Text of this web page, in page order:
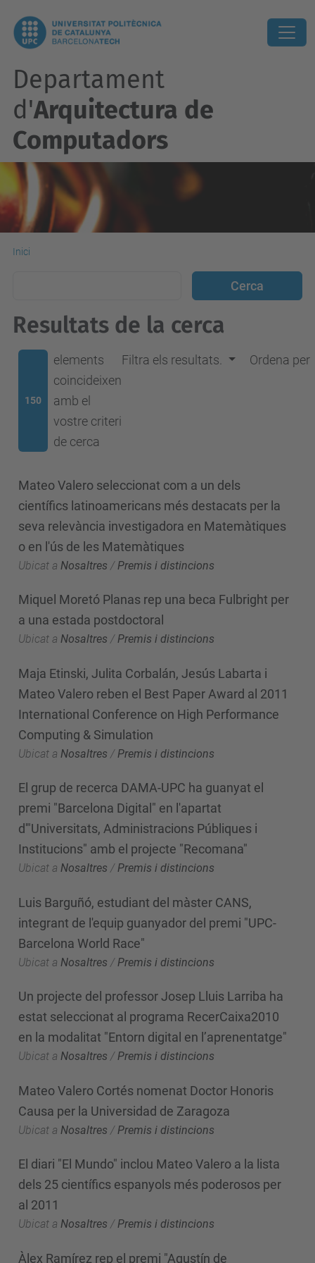
Departament
d'Arquitectura de
Computadors
Inici
Resultats de la cerca
150
elements
coincideixen
amb el
vostre criteri
de cerca
Filtra els resultats. Ordena per
Mateo Valero seleccionat com a un dels
científics latinoamericans més destacats per la
seva relevància investigadora en Matemàtiques
o en l'ús de les Matemàtiques
Ubicat a Nosaltres / Premis i distincions
Miquel Moretó Planas rep una beca Fulbright per
a una estada postdoctoral
Ubicat a Nosaltres /Premis i distincions
Maja Etinski, Julita Corbalán, Jesús Labarta i
Mateo Valero reben el Best Paper Award al 2011
International Conference on High Performance
Computing & Simulation
Ubicat a Nosaltres / Premis i distincions
El grup de recerca DAMA-UPC ha guanyat el
premi "Barcelona Digital" en l'apartat
d'"Universitats, Administracions Públiques i
Institucions" amb el projecte "Recomana"
Ubicat a Nosaltres /Premis i distincions
Luis Barguñó, estudiant del màster CANS,
integrant de l'equip guanyador del premi "UPC-
Barcelona World Race"
Ubicat a Nosaltres / Premis i distincions
Un projecte del professor Josep Lluis Larriba ha
estat seleccionat al programa RecerCaixa2010
en la modalitat "Entorn digital en l’aprenentatge"
Ubicat a Nosaltres /Premis i distincions
Mateo Valero Cortés nomenat Doctor Honoris
Causa per la Universidad de Zaragoza
Ubicat a Nosaltres / Premis i distincions
El diari "El Mundo" inclou Mateo Valero a la lista
dels 25 científics espanyols més poderosos per
al 2011
Ubicat a Nosaltres /Premis i distincions
Àlex Ramírez rep el premi "Agustín de